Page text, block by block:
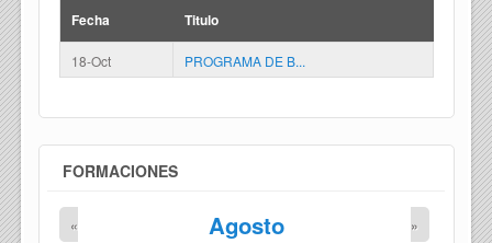
Fecha Titulo
18-Oct PROGRAMA DE B...
FORMACIONES
Agosto
« »